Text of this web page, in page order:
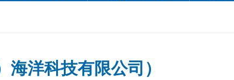
洋科技有限公司）